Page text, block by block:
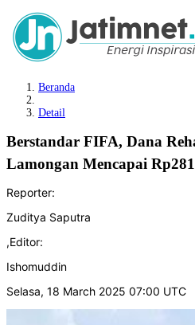
Beranda
Detail
Berstandar FIFA, Dana
Lamongan Mencapai
Reporter:
Zuditya Saputra
,Editor:
Ishomuddin
Selasa, 18 March 2025 07:00 UTC